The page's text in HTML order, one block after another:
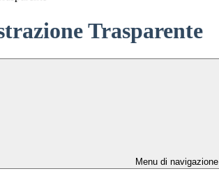
Trasparente
Menu di navigazione